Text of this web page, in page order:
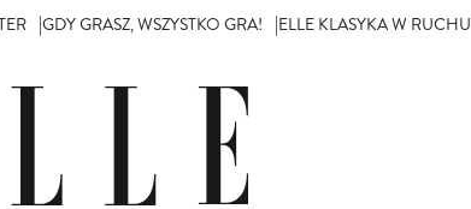
GDY GRASZ, WSZYSTKO GRA! ELLE KLASYKA W RUCHU